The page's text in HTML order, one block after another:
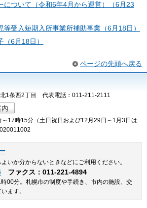
について（令和6年4月から運営）（6月23
等受入短期入所事業所補助事業（6月18日）
6月18日）
ページの先頭へ戻る
北1条西2丁目 代表電話：011-211-2111
17時15分（土日祝日および12月29日～1月3日は
いか分からないときなどにご利用ください。
ファクス：011-221-4894
00分。札幌市の制度や手続き、市内の施設、交
ます。